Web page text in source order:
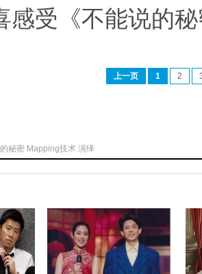
感受《不能说的
上一页 1 2
秘密 Mapping技术 演绎